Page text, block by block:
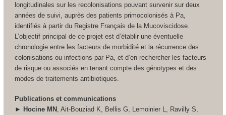
longitudinales sur les recolonisations pouvant survenir sur deux
années de suivi, auprès des patients primocolonisés à Pa,
identifiés à partir du Registre Français de la Mucoviscidose.
L’objectif principal de ce projet est d’établir une éventuelle
chronologie entre les facteurs de morbidité et la récurrence des
colonisations ou infections par Pa, et d’en rechercher les facteurs
de risque ou associés en tenant compte des génotypes et des
modes de traitements antibiotiques.
Publications et communications
► Hocine MN , Ait-Bouziad K, Bellis G, Lemoinier L, Ravilly S,